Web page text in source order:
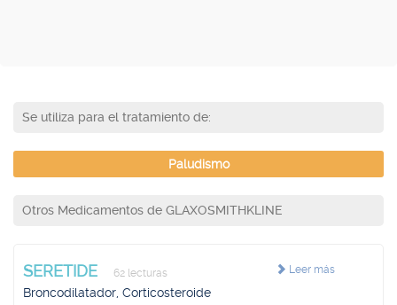
Se utiliza para el tratamiento de:
Paludismo
Otros Medicamentos de GLAXOSMITHKLINE
Leer más
SERETIDE 62 lecturas
Broncodilatador, Corticosteroide